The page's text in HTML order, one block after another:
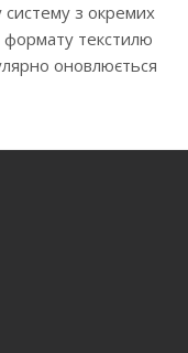
систему з окремих
формату текстилю
оновлюється